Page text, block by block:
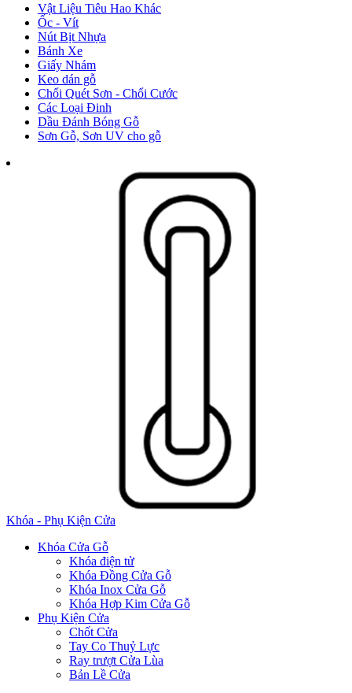
Vật Liệu Tiêu Hao Khác
Ốc - Vít
Nút Bịt Nhựa
Bánh Xe
Giấy Nhám
Keo dán gỗ
Chổi Quét Sơn - Chổi Cước
Các Loại Đinh
Dầu Đánh Bóng Gỗ
Sơn Gỗ, Sơn UV cho gỗ
Khóa - Phụ Kiện Cửa
Khóa Cửa Gỗ
Khóa điện tử
Khóa Đồng Cửa Gỗ
Khóa Inox Cửa Gỗ
Khóa Hợp Kim Cửa Gỗ
Phụ Kiện Cửa
Chốt Cửa
Tay Co Thuỷ Lực
Ray trượt Cửa Lùa
Bản Lề Cửa